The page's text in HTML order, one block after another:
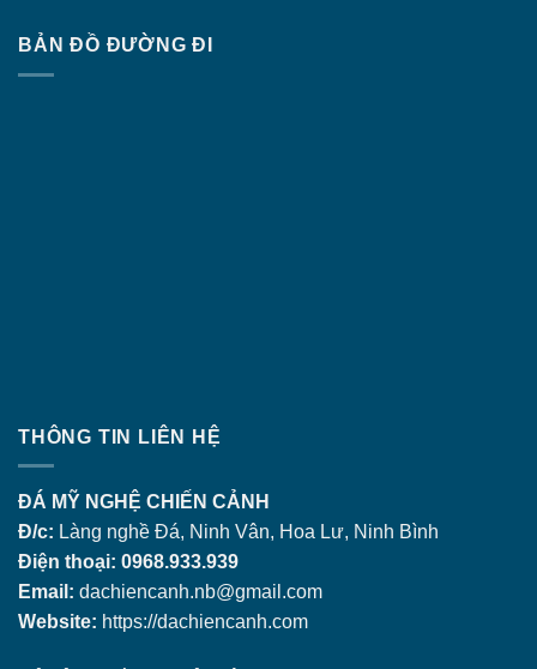
BẢN ĐỒ ĐƯỜNG ĐI
THÔNG TIN LIÊN HỆ
ĐÁ MỸ NGHỆ CHIẾN CẢNH
Đ/c: Làng nghề Đá, Ninh Vân, Hoa Lư, Ninh Bình
Điện thoại: 0968.933.939
Email: dachiencanh.nb@gmail.com
Website: https://dachiencanh.com